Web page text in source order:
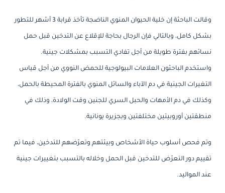
وقالت الباحثة إن خلية الحيوان المنوي الناضجة تأخذ قرابة 3 أشهر للتطور
بشكل كامل، وبالتالي فإن الرجال بحاجة للإقلاع عن التدخين قبل حمل
نسائهم بفترة طويلة من أجل تفادي التسبب بمشكلات جينية.
واستخدم الباحثون العلامات البيولوجية للحمض النووي من أجل قياس
التغيرات الجينية في دم الآباء والسائل المنوي بالفترة المحيطة بالحمل،
وكذلك في دم الأمهات والحبل السري للجنين وقت الولادة، وذلك في
منطقتين أوروبيتين مختلفتين وبجزيرة يونانية.
وتم فحص أسلوب حياة الأشخاص وبيئتهم وتعرّضهم للتدخين، فيما تم
تقييم دور التعرّض للتدخين قبل الحمل وخلاله بالتسبب بتغييرات جينية
عند المواليد.